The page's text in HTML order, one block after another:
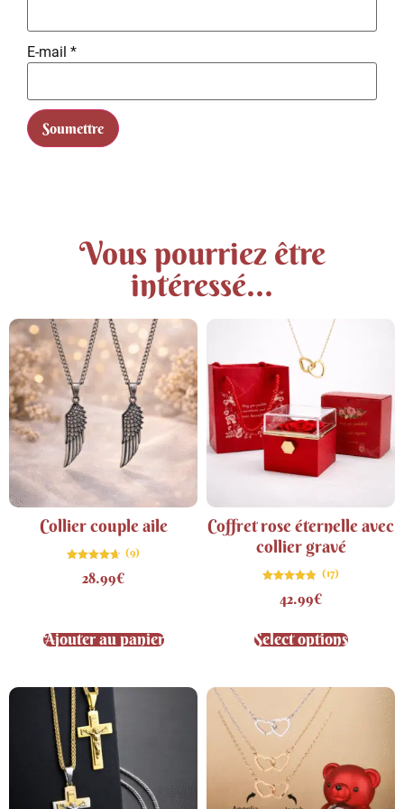
E-mail *
Vous pourriez être
intéressé...
Collier couple aile
4.67
sur 5
(9)
28.99€
Ajouter au panier
Coffret rose éternelle avec
collier gravé
4.76
sur 5
(17)
42.99€
Select options